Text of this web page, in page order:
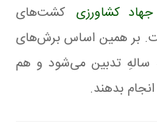
جهاد کشاورزی کشت‌های
بر همین اساس برش‌های
سالهِ تدبین می‌شود و هم
بدهند.